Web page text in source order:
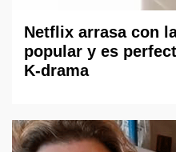
Netflix arrasa con
popular y es
K-drama